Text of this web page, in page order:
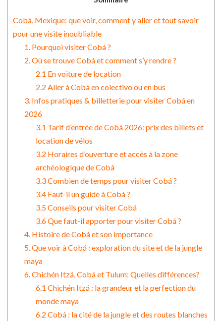
Cobá, Mexique: que voir, comment y aller et tout savoir
pour une visite inoubliable
1. Pourquoi visiter Cobá ?
2. Où se trouve Cobá et comment s’y rendre ?
2.1 En voiture de location
2.2 Aller à Cobá en colectivo ou en bus
3. Infos pratiques & billetterie pour visiter Cobá en
2026
3.1 Tarif d’entrée de Cobá 2026: prix des billets et
location de vélos
3.2 Horaires d’ouverture et accès à la zone
archéologique de Cobá
3.3 Combien de temps pour visiter Cobá ?
3.4 Faut-il un guide à Cobá ?
3.5 Conseils pour visiter Cobá
3.6 Que faut-il apporter pour visiter Cobá ?
4. Histoire de Cobá et son importance
5. Que voir à Cobá : exploration du site et de la jungle
maya
6. Chichén Itzá, Cobá et Tulum: Quelles différences?
6.1 Chichén Itzá : la grandeur et la perfection du
monde maya
6.2 Cobá : la cité de la jungle et des routes blanches